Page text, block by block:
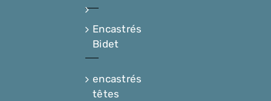
Encastrés
Bidet
encastrés
têtes